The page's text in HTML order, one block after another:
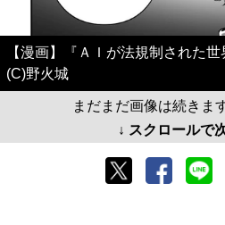
【漫画】『ＡＩが法規制された
(C)野火城
まだまだ画像は続きま
↓ スクロールで